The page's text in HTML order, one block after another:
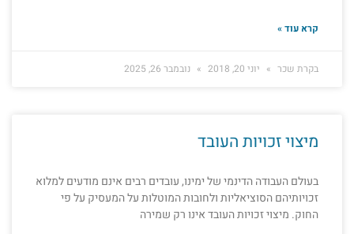
קרא עוד »
בקרת שכר יוני 20, 2018 נובמבר 26, 2025
מיצוי זכויות העובד
בעולם העבודה הדינמי של ימינו, עובדים רבים אינם מודעים למלוא
זכויותיהם הסוציאליות ולחובות המוטלות על המעסיק על פי
החוק. מיצוי זכויות העובד אינו רק שמירה